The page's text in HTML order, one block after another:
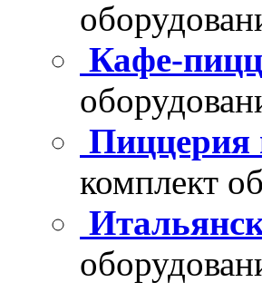
Кафе-
Пиццерия
комплект